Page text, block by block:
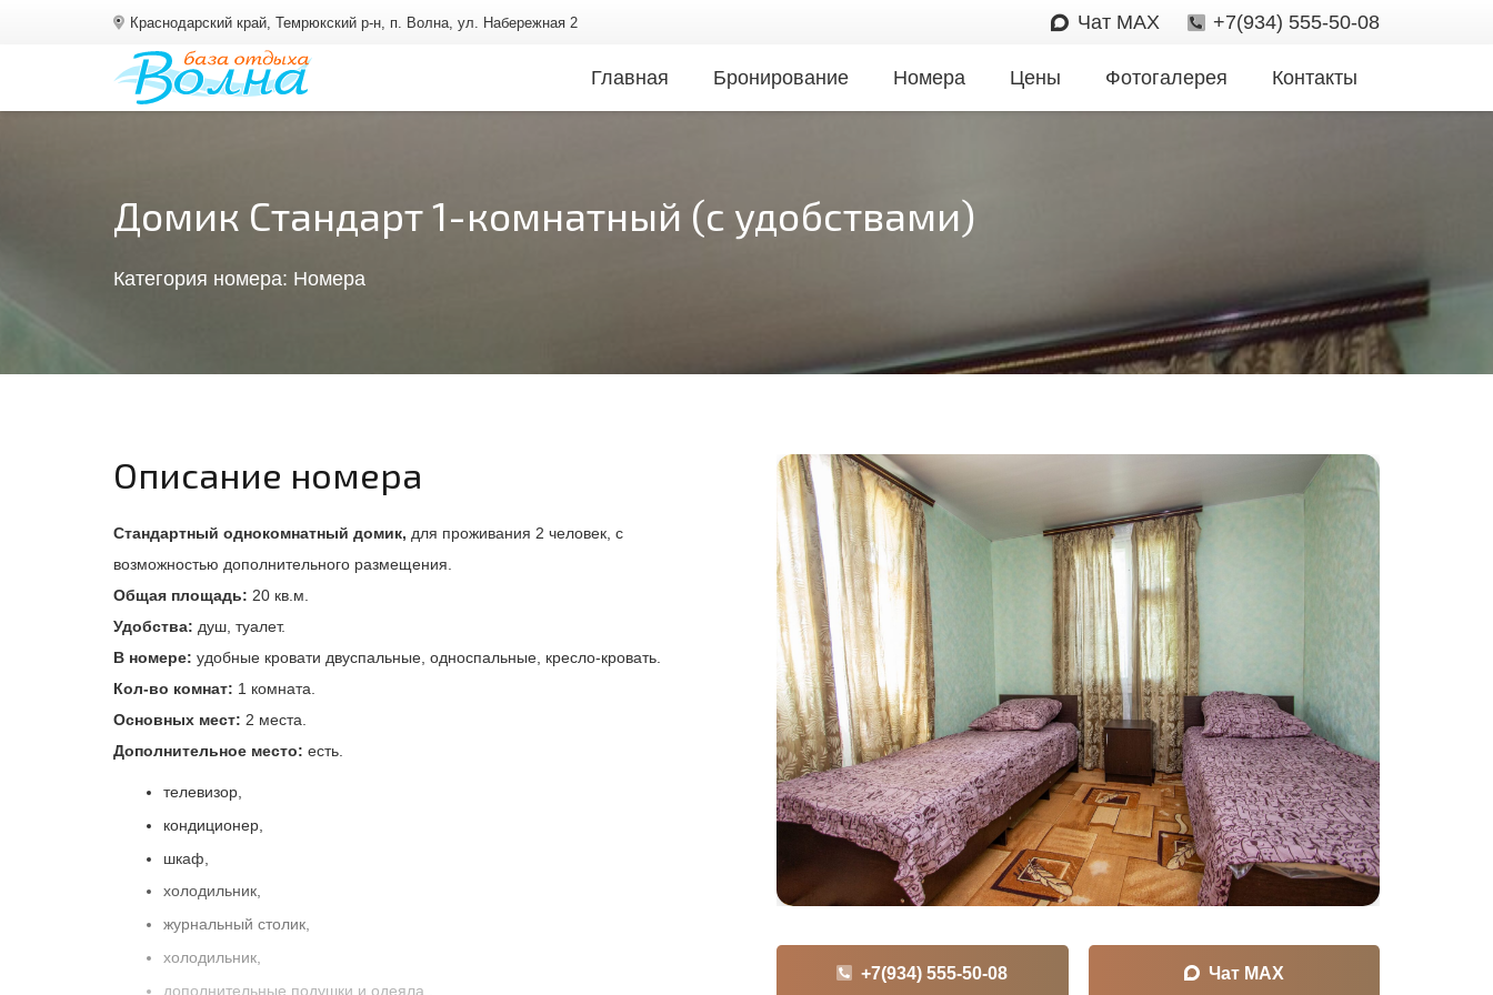
Краснодарский край, Темрюкский р-н, п. Волна, ул. Набережная 2 Чат MAX +7(934) 555-50-08
Главная Бронирование Номера Цены Фотогалерея Контакты
Домик Стандарт 1-комнатный (с удобствами)
Категория номера: Номера
Описание номера
Стандартный однокомнатный домик, для проживания 2 человек, с
возможностью дополнительного размещения.
Общая площадь: 20 кв.м.
Удобства: душ, туалет.
В номере: удобные кровати двуспальные, односпальные, кресло-кровать.
Кол-во комнат: 1 комната.
Основных мест: 2 места.
Дополнительное место: есть.
телевизор,
кондиционер,
шкаф,
холодильник,
журнальный столик,
холодильник,
дополнительные подушки и одеяла .
+7(934) 555-50-08 Чат MAX